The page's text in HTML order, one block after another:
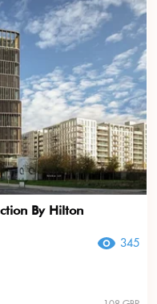
By Hilton
345